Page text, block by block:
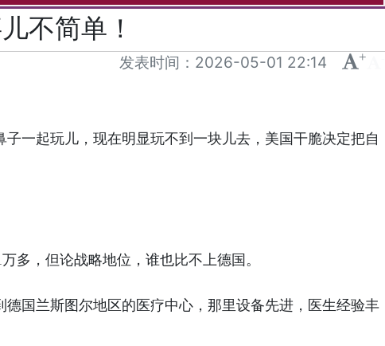
不简单！
发表时间： 2026-05-01 22:14 +
一起玩儿，现在明显玩不到一块儿去，美国干脆决定把自
多，但论战略地位，谁也比不上德国。
国兰斯图尔地区的医疗中心，那里设备先进，医生经验丰